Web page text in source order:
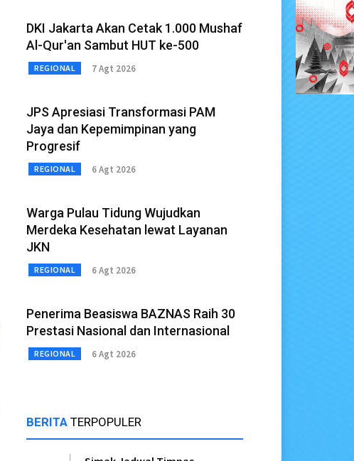
DKI Jakarta Akan Cetak 1.000 Mushaf
Al-Qur'an Sambut HUT ke-500
REGIONAL 7 Agt 2026
JPS Apresiasi Transformasi PAM
Jaya dan Kepemimpinan yang
Progresif
REGIONAL 6 Agt 2026
Warga Pulau Tidung Wujudkan
Merdeka Kesehatan lewat Layanan
JKN
REGIONAL 6 Agt 2026
Penerima Beasiswa BAZNAS Raih 30
Prestasi Nasional dan Internasional
REGIONAL 6 Agt 2026
BERITA TERPOPULER